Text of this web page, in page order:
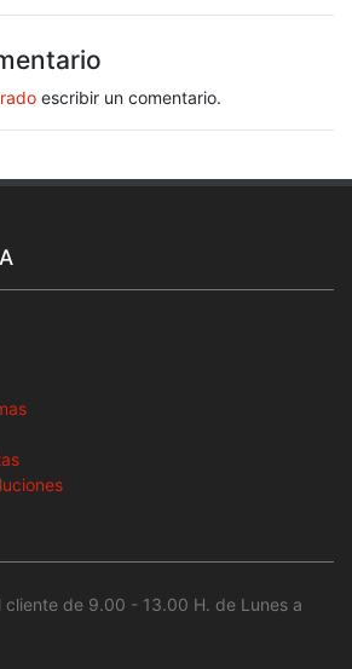
escribir un comentario.
cliente de 9.00 - 13.00 H. de Lunes a